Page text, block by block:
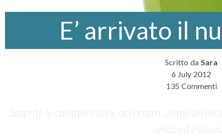
E’ arrivato il
Scritto da Sara
6 July 2012
135 Commenti
Scoprite le caratteristiche del nostro ultimo
unico ed